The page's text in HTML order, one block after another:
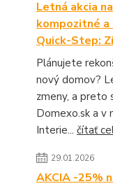
Letná akcia
kompozitné
Quick-Step:
Plánujete
nový domov?
zmeny, a preto
Domexo.sk a v
Interie... čítať
29.01.2026
AKCIA -25%